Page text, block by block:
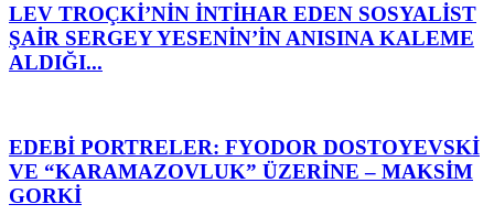
LEV TROÇKİ’NİN İNTİHAR EDEN SOSYALİST
ŞAİR SERGEY YESENİN’İN ANISINA KALEME
ALDIĞI...
EDEBİ PORTRELER: FYODOR DOSTOYEVSKİ
VE “KARAMAZOVLUK” ÜZERİNE – MAKSİM
GORKİ